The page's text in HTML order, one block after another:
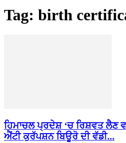
Tag: birth
ਹਿਮਾਚਲ ਪ੍ਰਦੇਸ਼ ‘ਚ ਰਿਸ਼ਵਤ ਲੈਣ
ਐਂਟੀ ਕੁਰੱਪਸ਼ਨ ਬਿਊਰੋ ਦੀ ਵੱਡੀ...